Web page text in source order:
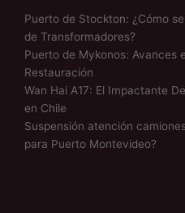
Puerto de Stockton: ¿Cómo
de Transformadores?
Puerto de Mykonos: Avances
Restauración
Wan Hai A17: El Impactante
en Chile
Suspensión atención
para Puerto Montevideo?